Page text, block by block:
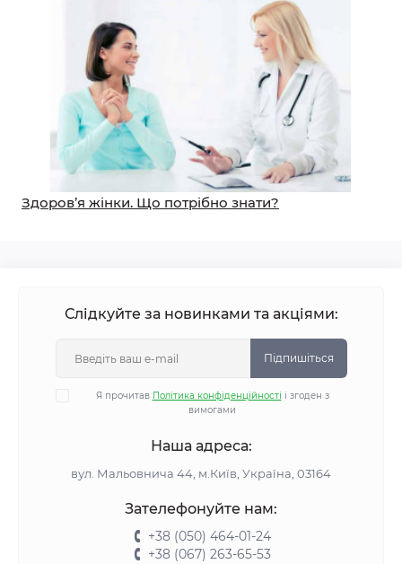
Здоров’я жінки. Що потрібно знати?
Слідкуйте за новинками та акціями:
Підпишіться
Я прочитав Політика конфіденційності і згоден з
вимогами
Наша адреса:
вул. Мальовнича 44, м.Київ, Україна, 03164
Зателефонуйте нам:
+38 (050) 464-01-24
+38 (067) 263-65-53